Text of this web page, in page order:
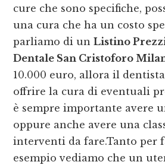
cure che sono specifiche,
una cura che ha un costo
parliamo di unListino
Dentale San Cristoforo
10.000 euro, allora il
offrire la cura di eventuali
è sempre importante avere
oppure anche avere una
interventi da fare.Tanto per
esempio vediamo che un